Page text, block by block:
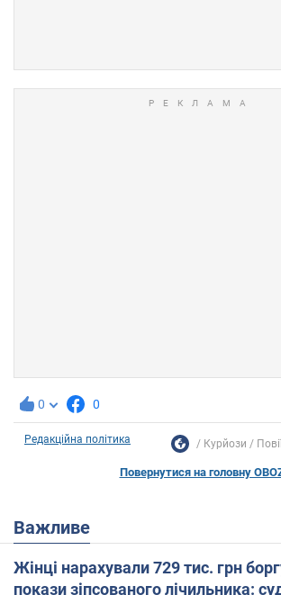
0 0
Редакційна політика Курйози
Повернутися на головну
Важливе
Жінці нарахували 729 тис. грн
покази зіпсованого лічильника: